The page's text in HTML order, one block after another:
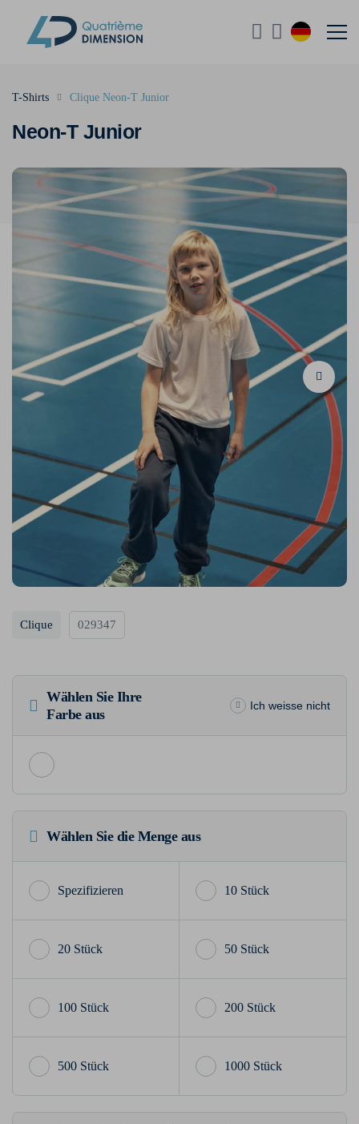
Neon-T Junior
T-Shirts Clique Neon-T Junior
Clique 029347
Wählen Sie Ihre
Farbe aus
Ich weisse nicht
Wählen Sie die Menge aus
10 Stück
20 Stück 50 Stück
100 Stück 200 Stück
500 Stück 1000 Stück